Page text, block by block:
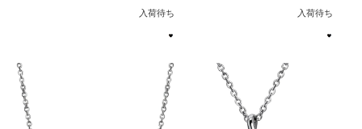
入荷待ち
入荷待ち